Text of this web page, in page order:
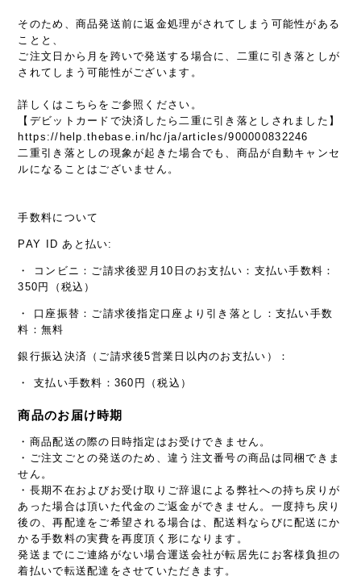
そのため、商品発送前に返金処理がされてしまう可能性がある
ことと、
ご注文日から月を跨いで発送する場合に、二重に引き落としが
されてしまう可能性がございます。
詳しくはこちらをご参照ください。
【デビットカードで決済したら二重に引き落としされました】
https://help.thebase.in/hc/ja/articles/900000832246
二重引き落としの現象が起きた場合でも、商品が自動キャンセ
ルになることはございません。
手数料について
PAY ID あと払い:
・ コンビニ：ご請求後翌月10日のお支払い：支払い手数料：
350円（税込）
・ 口座振替：ご請求後指定口座より引き落とし：支払い手数
料：無料
銀行振込決済（ご請求後5営業日以内のお支払い）：
・ 支払い手数料：360円（税込）
商品のお届け時期
・商品配送の際の日時指定はお受けできません。
・ご注文ごとの発送のため、違う注文番号の商品は同梱できま
せん。
・長期不在およびお受け取りご辞退による弊社への持ち戻りが
あった場合は頂いた代金のご返金ができません。一度持ち戻り
後の、再配達をご希望される場合は、配送料ならびに配送にか
かる手数料の実費を再度頂く形になります。
発送までにご連絡がない場合運送会社が転居先にお客様負担の
着払いで転送配達をさせていただきます。